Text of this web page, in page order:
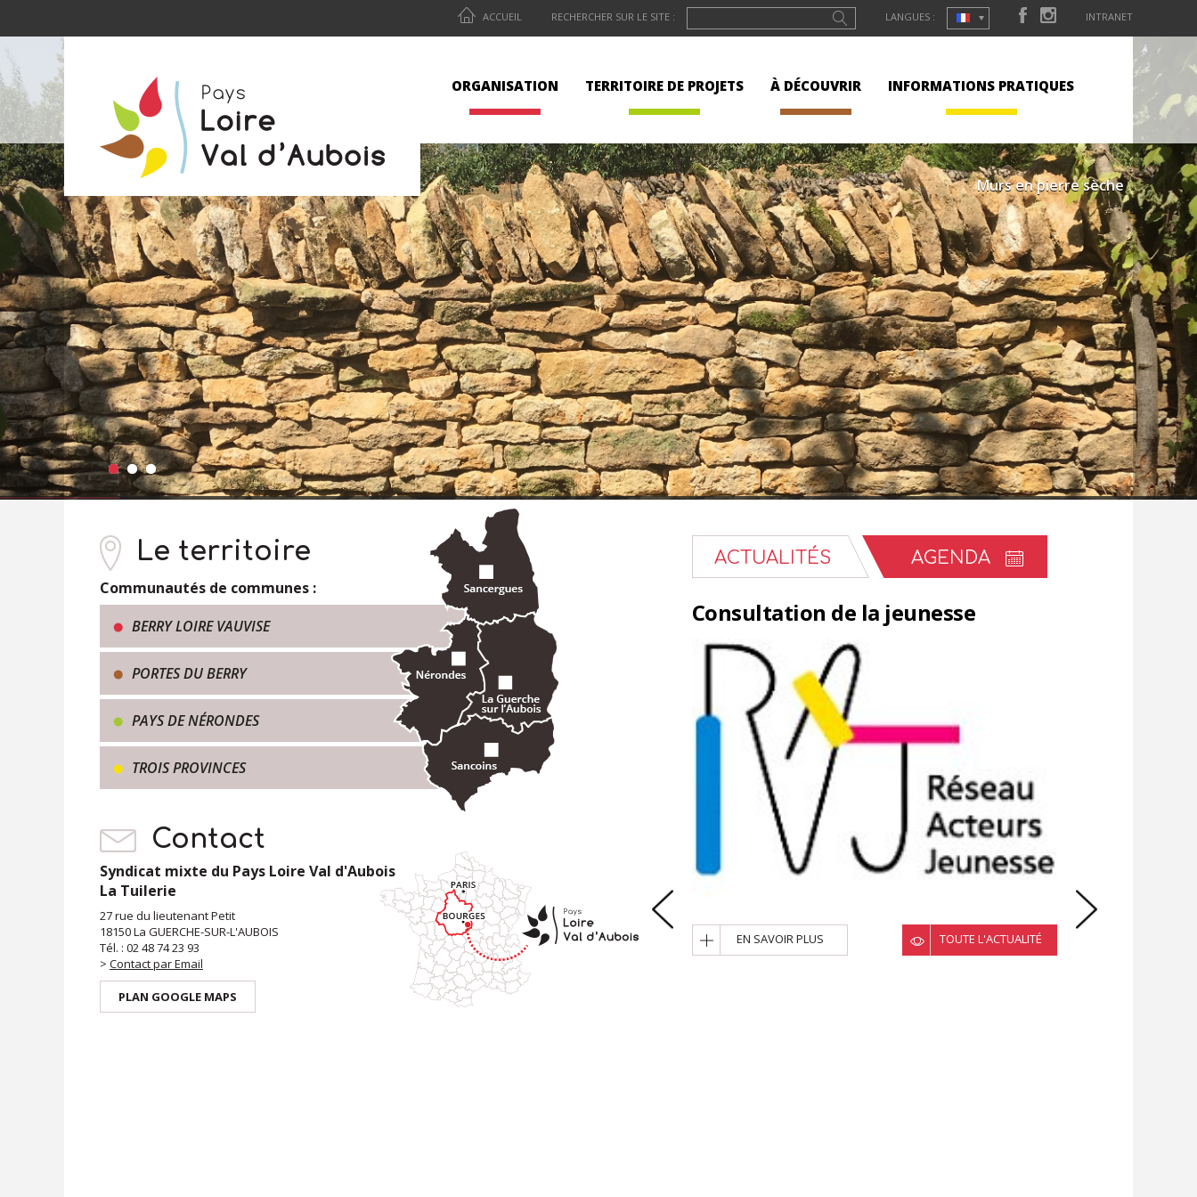
ACCUEIL RECHERCHER SUR LE SITE : LANGUES : INTRANET
ORGANISATION TERRITOIRE DE PROJETS À DÉCOUVRIR INFORMATIONS PRATIQUES
Murs en pierre sèche
Le territoire
Communautés de communes :
BERRY LOIRE VAUVISE
PORTES DU BERRY
PAYS DE NÉRONDES
TROIS PROVINCES
Contact
Syndicat mixte du Pays Loire Val d'Aubois
La Tuilerie
27 rue du lieutenant Petit
18150 La GUERCHE-SUR-L'AUBOIS
Tél. : 02 48 74 23 93
> Contact par Email
PLAN GOOGLE MAPS
ACTUALITÉS AGENDA
Cher France Rénov'
Permanences du CDDVA au 2ème
semestre 2026
Consultation de la jeunesse
EN SAVOIR PLUS TOUTE L'ACTUALITÉ